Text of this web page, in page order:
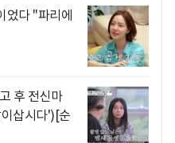
었다 "파리에
후 전신마
삽시다')[순